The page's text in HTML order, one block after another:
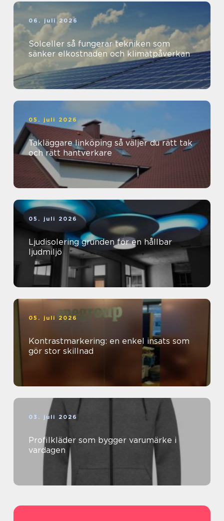
06. juli 2026
Solceller så fungerar tekniken som
sänker elkostnaden och klimatpåverkan
05. juli 2026
Takläggare linköping så väljer du rätt tak
och rätt hantverkare
05. juli 2026
Ljudisolering grunden för en hållbar
ljudmiljö
05. juli 2026
Kontrastmarkering: en enkel insats som
gör stor skillnad
03. juli 2026
Profilkläder som bygger varumärke i
vardagen